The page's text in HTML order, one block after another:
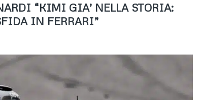
“KIMI GIA’ NELLA STORIA:
IN FERRARI”